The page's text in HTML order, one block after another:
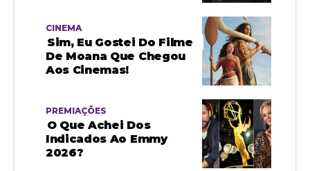
CINEMA
Sim, Eu Gostei Do Filme
De Moana Que Chegou
Aos Cinemas!
PREMIAÇÕES
O Que Achei Dos
Indicados Ao Emmy
2026?